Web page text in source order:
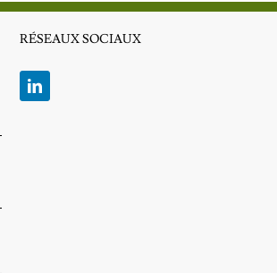
RÉSEAUX SOCIAUX